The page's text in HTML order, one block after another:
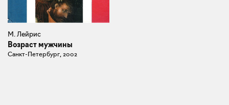
М. Лейрис
Возраст мужчины
Санкт-Петербург, 2002